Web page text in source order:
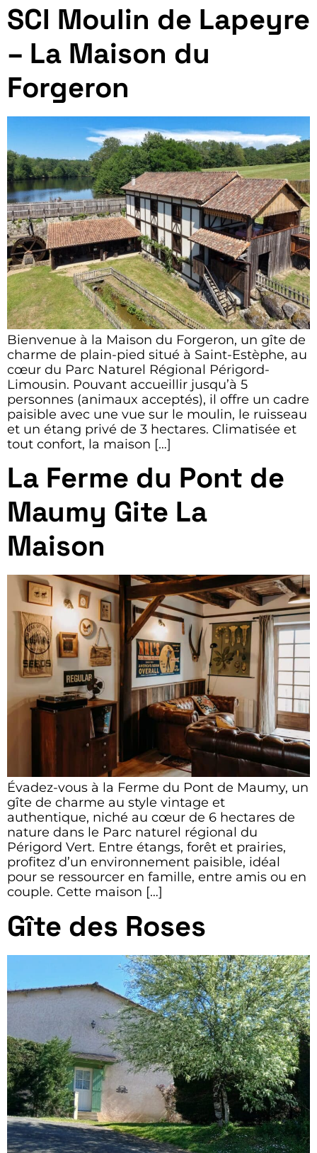
SCI Moulin de Lapeyre
– La Maison du
Forgeron
Bienvenue à la Maison du Forgeron, un gîte de
charme de plain-pied situé à Saint-Estèphe, au
cœur du Parc Naturel Régional Périgord-
Limousin. Pouvant accueillir jusqu’à 5
personnes (animaux acceptés), il offre un cadre
paisible avec une vue sur le moulin, le ruisseau
et un étang privé de 3 hectares. Climatisée et
tout confort, la maison […]
La Ferme du Pont de
Maumy Gite La
Maison
Évadez-vous à la Ferme du Pont de Maumy, un
gîte de charme au style vintage et
authentique, niché au cœur de 6 hectares de
nature dans le Parc naturel régional du
Périgord Vert. Entre étangs, forêt et prairies,
profitez d’un environnement paisible, idéal
pour se ressourcer en famille, entre amis ou en
couple. Cette maison […]
Gîte des Roses